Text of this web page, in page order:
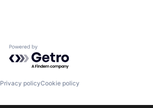
Powered by Getro.com
Privacy policyCookie policy